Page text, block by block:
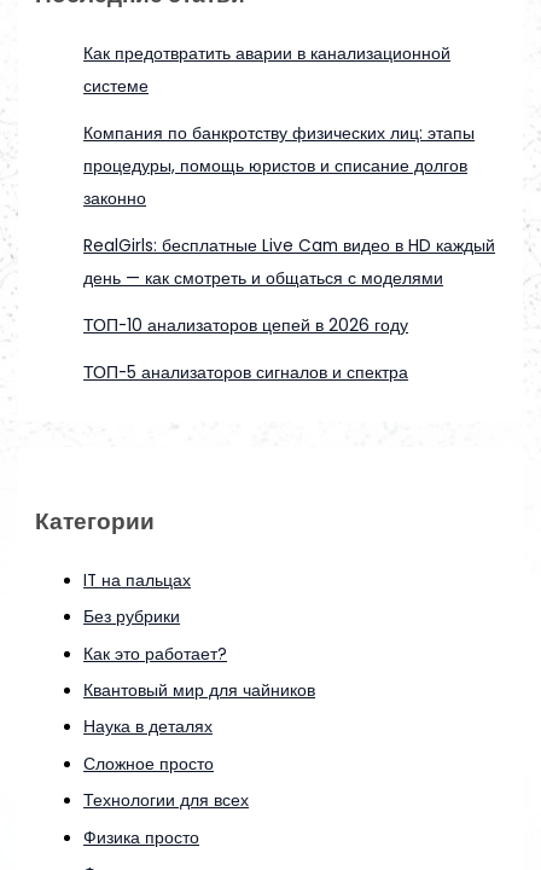
Как предотвратить аварии в канализационной
системе
Компания по банкротству физических лиц: этапы
процедуры, помощь юристов и списание долгов
законно
RealGirls: бесплатные Live Cam видео в HD каждый
день — как смотреть и общаться с моделями
ТОП-10 анализаторов цепей в 2026 году
ТОП-5 анализаторов сигналов и спектра
Категории
IT на пальцах
Без рубрики
Как это работает?
Квантовый мир для чайников
Наука в деталях
Сложное просто
Технологии для всех
Физика просто